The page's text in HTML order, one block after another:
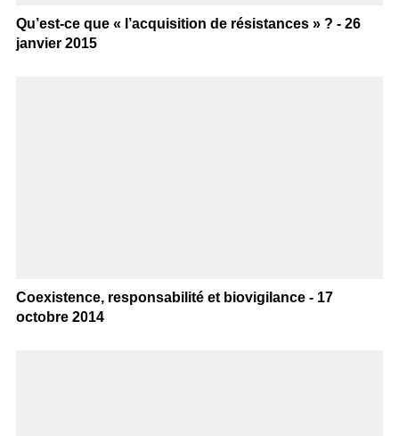
Qu’est-ce que « l’acquisition de résistances » ? - 26
janvier 2015
Coexistence, responsabilité et biovigilance - 17
octobre 2014